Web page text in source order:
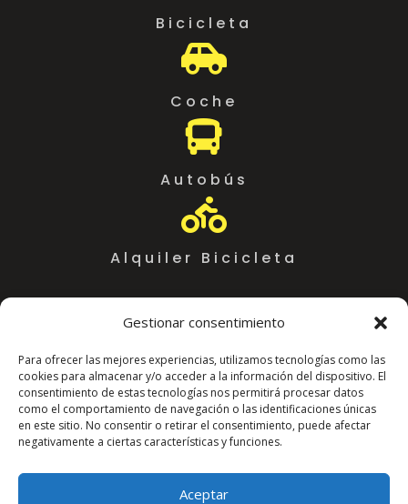
Gestionar consentimiento
Para ofrecer las mejores experiencias, utilizamos tecnologías como las
cookies para almacenar y/o acceder a la información del dispositivo. El
consentimiento de estas tecnologías nos permitirá procesar datos
como el comportamiento de navegación o las identificaciones únicas
en este sitio. No consentir o retirar el consentimiento, puede afectar
negativamente a ciertas características y funciones.
Aceptar
Bicicleta

Coche

Autobús

Alquiler Bicicleta